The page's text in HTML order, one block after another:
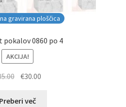
gravirana ploščica
0860 po 4
AKCIJA!
Izvirna
je
€30.00
Preberi več